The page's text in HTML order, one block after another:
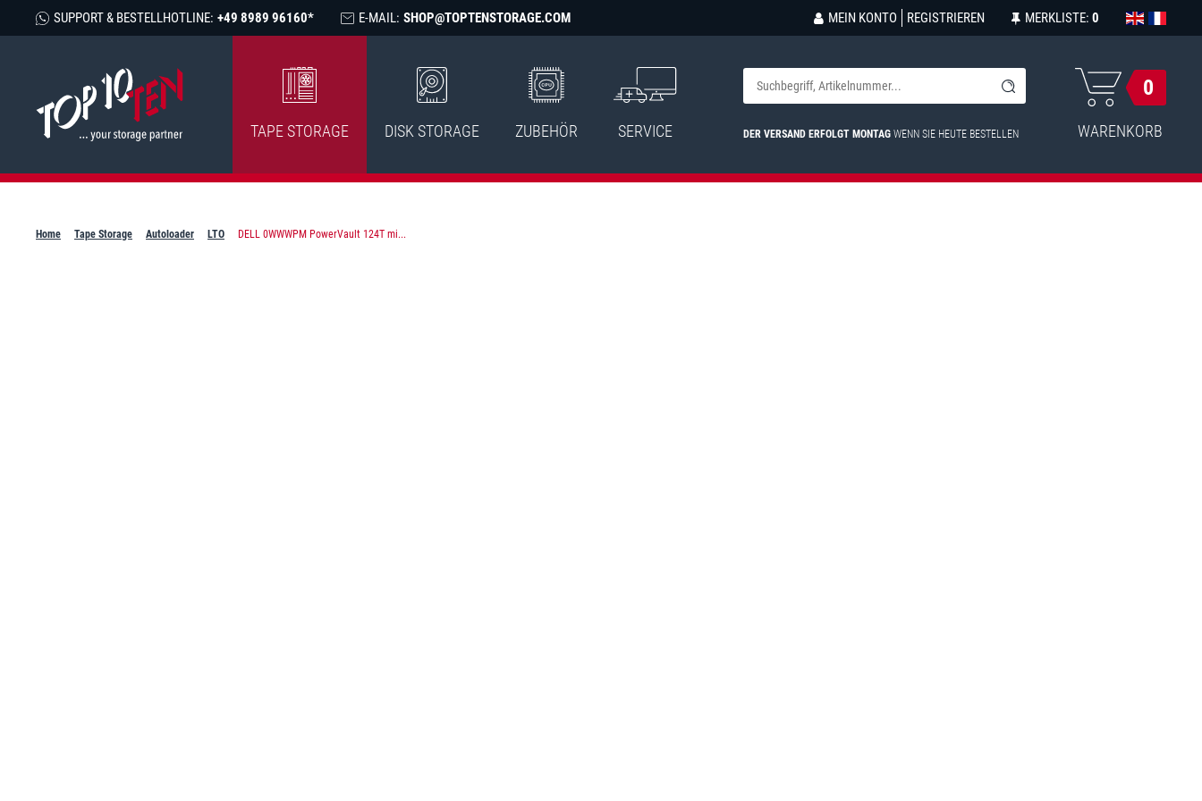
SUPPORT & BESTELLHOTLINE: +49 8989 96160* E-MAIL: SHOP@TOPTENSTORAGE.COM MEIN KONTO REGISTRIEREN MERKLISTE: 0
TAPE STORAGE DISK STORAGE ZUBEHÖR SERVICE DER VERSAND ERFOLGT MONTAG WENN SIE HEUTE BESTELLEN
0
WARENKORB
Home Tape Storage Autoloader LTO DELL 0WWWPM PowerVault 124T mi...